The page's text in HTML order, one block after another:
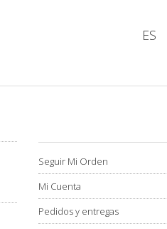
ES
Seguir Mi Orden
Mi Cuenta
Pedidos y entregas